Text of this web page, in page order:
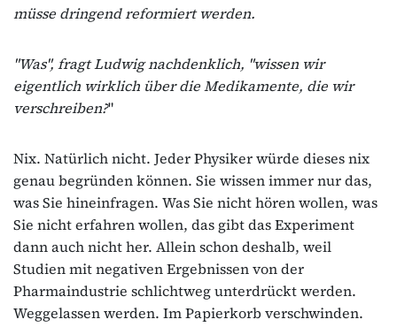
müsse dringend reformiert werden.
"Was", fragt Ludwig nachdenklich, "wissen wir
eigentlich wirklich über die Medikamente, die wir
verschreiben?"
Nix. Natürlich nicht. Jeder Physiker würde dieses nix
genau begründen können. Sie wissen immer nur das,
was Sie hineinfragen. Was Sie nicht hören wollen, was
Sie nicht erfahren wollen, das gibt das Experiment
dann auch nicht her. Allein schon deshalb, weil
Studien mit negativen Ergebnissen von der
Pharmaindustrie schlichtweg unterdrückt werden.
Weggelassen werden. Im Papierkorb verschwinden.